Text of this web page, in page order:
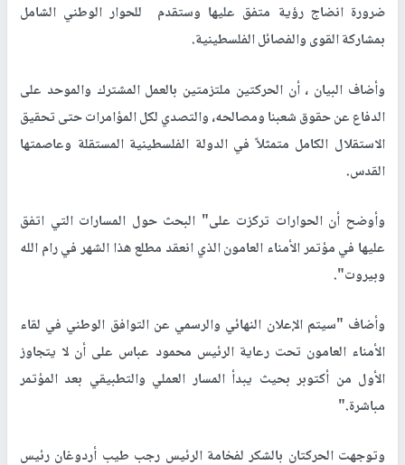
ضرورة انضاج رؤية متفق عليها وستقدم للحوار الوطني الشامل
بمشاركة القوى والفصائل الفلسطينية.
وأضاف البيان ، أن الحركتين ملتزمتين بالعمل المشترك والموحد على
الدفاع عن حقوق شعبنا ومصالحه، والتصدي لكل المؤامرات حتى تحقيق
الاستقلال الكامل متمثلاً في الدولة الفلسطينية المستقلة وعاصمتها
القدس.
وأوضح أن الحوارات تركزت على" البحث حول المسارات التي اتفق
عليها في مؤتمر الأمناء العامون الذي انعقد مطلع هذا الشهر في رام الله
وبيروت".
وأضاف "سيتم الإعلان النهائي والرسمي عن التوافق الوطني في لقاء
الأمناء العامون تحت رعاية الرئيس محمود عباس على أن لا يتجاوز
الأول من أكتوبر بحيث يبدأ المسار العملي والتطبيقي بعد المؤتمر
مباشرة."
وتوجهت الحركتان بالشكر لفخامة الرئيس رجب طيب أردوغان رئيس